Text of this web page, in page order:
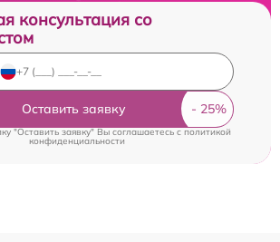
консультация со
Оставить заявку
"Оставить заявку" Вы соглашаетесь cполитикой
конфиденциальности